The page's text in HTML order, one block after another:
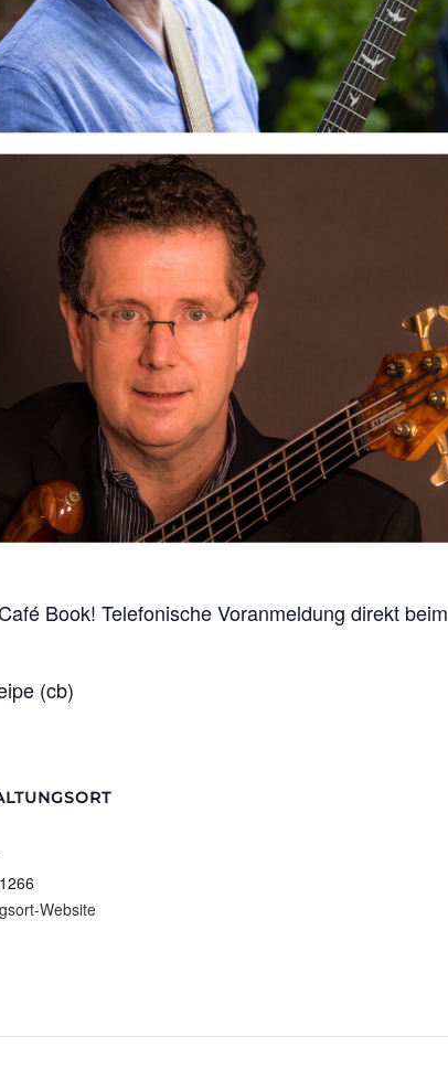
Book! Telefonische Voranmeldung direkt beim
(cb)
Website